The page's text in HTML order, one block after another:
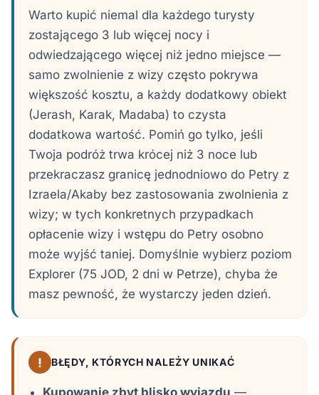
Warto kupić niemal dla każdego turysty
zostającego 3 lub więcej nocy i
odwiedzającego więcej niż jedno miejsce —
samo zwolnienie z wizy często pokrywa
większość kosztu, a każdy dodatkowy obiekt
(Jerash, Karak, Madaba) to czysta
dodatkowa wartość. Pomiń go tylko, jeśli
Twoja podróż trwa krócej niż 3 noce lub
przekraczasz granicę jednodniowo do Petry z
Izraela/Akaby bez zastosowania zwolnienia z
wizy; w tych konkretnych przypadkach
opłacenie wizy i wstępu do Petry osobno
może wyjść taniej. Domyślnie wybierz poziom
Explorer (75 JOD, 2 dni w Petrze), chyba że
masz pewność, że wystarczy jeden dzień.
! BŁĘDY, KTÓRYCH NALEŻY UNIKAĆ
Kupowanie zbyt blisko wyjazdu —